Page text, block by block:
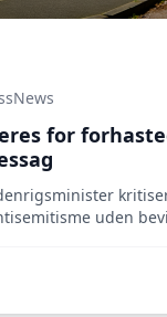
for
uden